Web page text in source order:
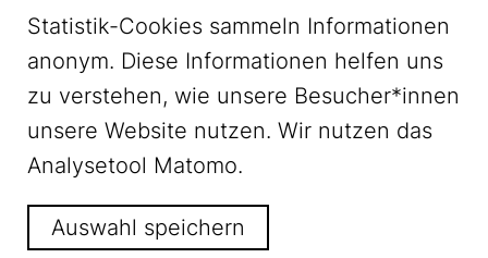
Footer Menu Impressum
Datenschutz
Statistik-Cookies sammeln Informationen
anonym. Diese Informationen helfen uns
zu verstehen, wie unsere Besucher*innen
unsere Website nutzen. Wir nutzen das
Analysetool Matomo.
Auswahl speichern